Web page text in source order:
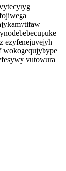
ezyfenejuvejyh
wokogequjybype
vutowura